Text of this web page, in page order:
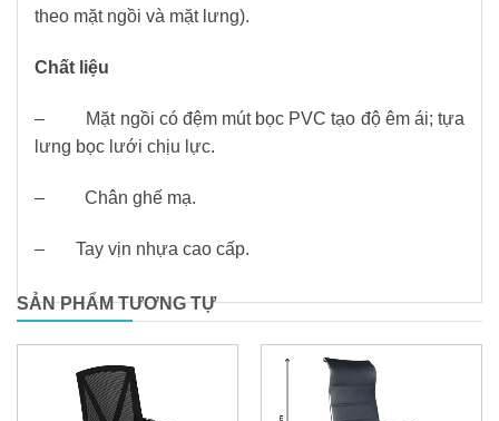
theo mặt ngồi và mặt lưng).
Chất liệu
– Mặt ngồi có đệm mút bọc PVC tạo độ êm ái; tựa
lưng bọc lưới chịu lực.
– Chân ghế mạ.
– Tay vịn nhựa cao cấp.
SẢN PHẨM TƯƠNG TỰ